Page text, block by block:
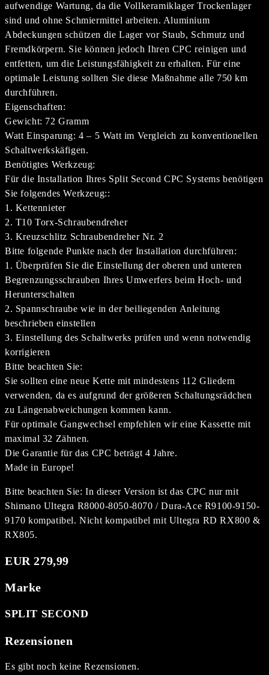
aufwendige Wartung, da die Vollkeramiklager Trockenlager
sind und ohne Schmiermittel arbeiten. Aluminium
Abdeckungen schützen die Lager vor Staub, Schmutz und
Fremdkörpern. Sie können jedoch Ihren CPC reinigen und
entfetten, um die Leistungsfähigkeit zu erhalten. Für eine
optimale Leistung sollten Sie diese Maßnahme alle 750 km
durchführen.
Eigenschaften:
Gewicht: 72 Gramm
Watt Einsparung: 4 – 5 Watt im Vergleich zu konventionellen
Schaltwerkskäfigen.
Benötigtes Werkzeug:
Für die Installation Ihres Split Second CPC Systems benötigen
Sie folgendes Werkzeug::
1. Kettennieter
2. T10 Torx-Schraubendreher
3. Kreuzschlitz Schraubendreher Nr. 2
Bitte folgende Punkte nach der Installation durchführen:
1. Überprüfen Sie die Einstellung der oberen und unteren
Begrenzungsschrauben Ihres Umwerfers beim Hoch- und
Herunterschalten
2. Spannschraube wie in der beiliegenden Anleitung
beschrieben einstellen
3. Einstellung des Schaltwerks prüfen und wenn notwendig
korrigieren
Bitte beachten Sie:
Sie sollten eine neue Kette mit mindestens 112 Gliedern
verwenden, da es aufgrund der größeren Schaltungsrädchen
zu Längenabweichungen kommen kann.
Für optimale Gangwechsel empfehlen wir eine Kassette mit
maximal 32 Zähnen.
Die Garantie für das CPC beträgt 4 Jahre.
Made in Europe!
Bitte beachten Sie: In dieser Version ist das CPC nur mit
Shimano Ultegra R8000-8050-8070 / Dura-Ace R9100-9150-
9170 kompatibel. Nicht kompatibel mit Ultegra RD RX800 &
RX805.
EUR 279,99
Marke
SPLIT SECOND
Rezensionen
Es gibt noch keine Rezensionen.